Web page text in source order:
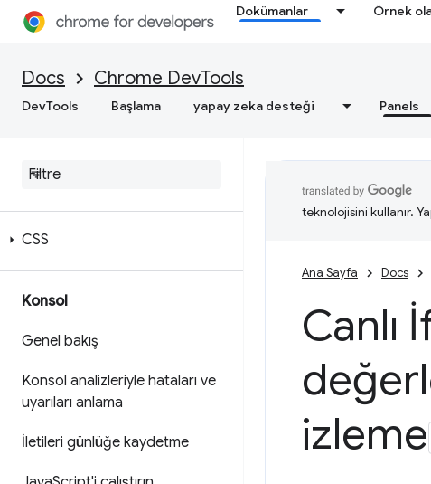
Dokümanlar Örnek
Docs Chrome DevTools
DevTools Başlama yapay zeka desteği Panels
CSS
Konsol
Genel bakış
Konsol analizleriyle hataları ve
uyarıları anlama
İletileri günlüğe kaydetme
teknolojisini kullanır.
Ana Sayfa Docs
Canlı
izleme